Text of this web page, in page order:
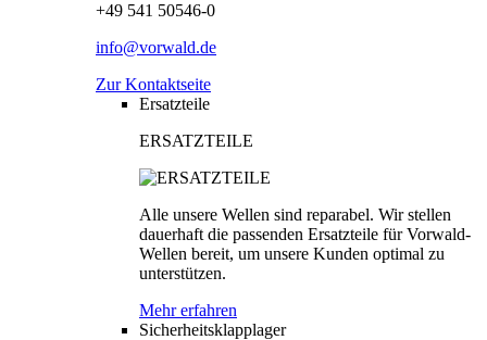
+49 541 50546-0
info@vorwald.de
Zur Kontaktseite
Ersatzteile
ERSATZTEILE
Alle unsere Wellen sind reparabel. Wir stellen
dauerhaft die passenden Ersatzteile für Vorwald-
Wellen bereit, um unsere Kunden optimal zu
unterstützen.
Mehr erfahren
Sicherheitsklapplager